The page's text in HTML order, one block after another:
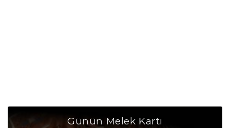
Günün Melek Kartı